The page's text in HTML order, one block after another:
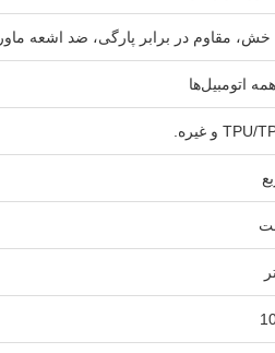
مقاوم در برابر پارگی، ضد اشعه
اتومبیل‌ها